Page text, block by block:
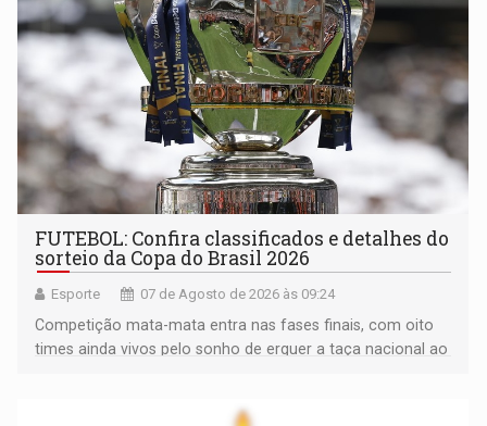
FUTEBOL: Confira classificados e detalhes do
sorteio da Copa do Brasil 2026
Esporte 07 de Agosto de 2026 às 09:24
Competição mata-mata entra nas fases finais, com oito
times ainda vivos pelo sonho de erguer a taça nacional ao